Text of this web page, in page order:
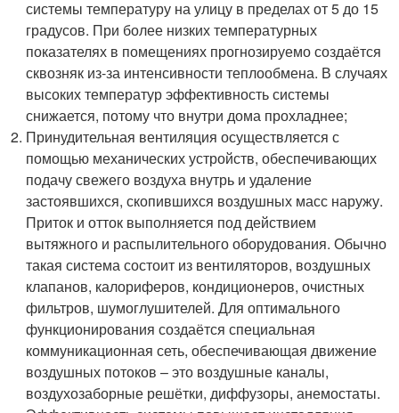
системы температуру на улицу в пределах от 5 до 15
градусов. При более низких температурных
показателях в помещениях прогнозируемо создаётся
сквозняк из-за интенсивности теплообмена. В случаях
высоких температур эффективность системы
снижается, потому что внутри дома прохладнее;
Принудительная вентиляция осуществляется с
помощью механических устройств, обеспечивающих
подачу свежего воздуха внутрь и удаление
застоявшихся, скопившихся воздушных масс наружу.
Приток и отток выполняется под действием
вытяжного и распылительного оборудования. Обычно
такая система состоит из вентиляторов, воздушных
клапанов, калориферов, кондиционеров, очистных
фильтров, шумоглушителей. Для оптимального
функционирования создаётся специальная
коммуникационная сеть, обеспечивающая движение
воздушных потоков – это воздушные каналы,
воздухозаборные решётки, диффузоры, анемостаты.